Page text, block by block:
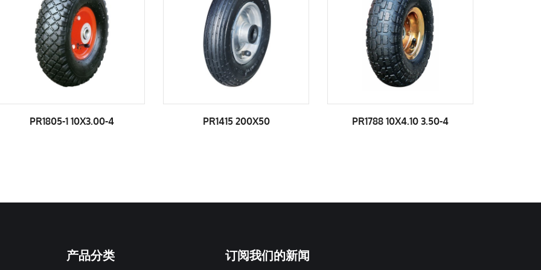
PR1805-1 10X3.00-4 PR1415 200X50 PR1788 10X4.10 3.50-4
产品分类 订阅我们的新闻